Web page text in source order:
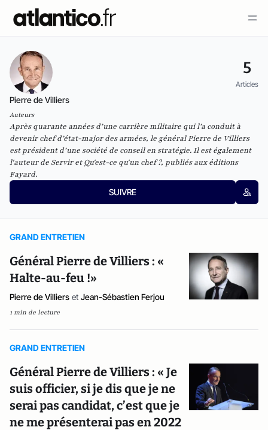
5
Articles
Pierre de Villiers
Auteurs
Après quarante années d’une carrière militaire qui l’a conduit à
devenir chef d’état-major des armées, le général Pierre de Villiers
est président d’une société de conseil en stratégie. Il est également
l'auteur deServiretQu'est-ce qu'un chef ?, publiés aux éditions
Fayard.
SUIVRE
GRAND ENTRETIEN
Général Pierre de Villiers : «
Halte-au-feu !»
Pierre de Villiers et Jean-Sébastien Ferjou
1 min de lecture
GRAND ENTRETIEN
Général Pierre de Villiers : « Je
suis officier, si je dis que je ne
serai pas candidat, c’est que je
ne me présenterai pas en 2022